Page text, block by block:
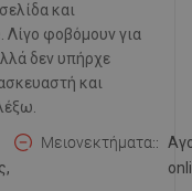
και
φοβόμουν για
δεν υπήρχε
και
Μειονεκτήματα: